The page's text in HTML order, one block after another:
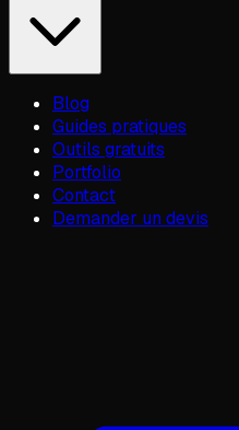
Blog
Guides pratiques
Outils gratuits
Portfolio
Contact
Demander un devis